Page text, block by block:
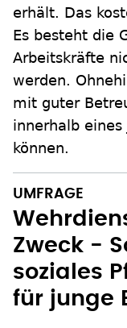
erhält. Das
Es besteht die
Arbeitskräfte
werden.
mit guter
innerhalb eines
können.
UMFRAGE
Zweck -
soziales
für junge